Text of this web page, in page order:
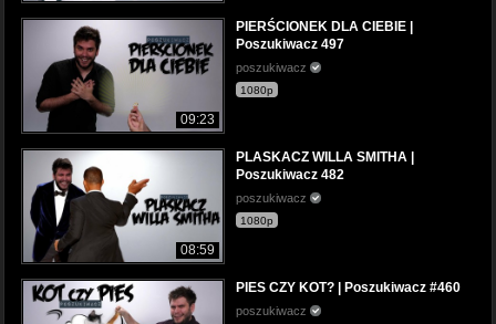
09:23
PIERŚCIONEK DLA CIEBIE |
Poszukiwacz 497
poszukiwacz
1080p
08:59
PLASKACZ WILLA SMITHA |
Poszukiwacz 482
poszukiwacz
1080p
PIES CZY KOT? | Poszukiwacz #460
poszukiwacz